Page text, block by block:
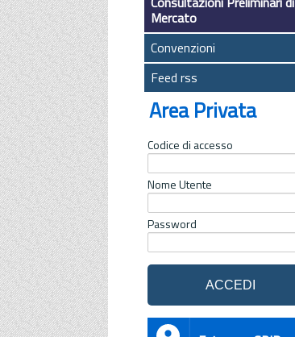
Mercato
Convenzioni
Feed rss
Area Privata
Codice di accesso
Nome Utente
Password